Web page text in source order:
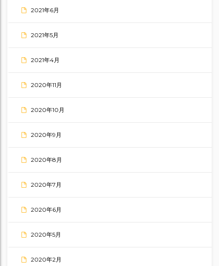
2021年6月
2021年5月
2021年4月
2020年11月
2020年10月
2020年9月
2020年8月
2020年7月
2020年6月
2020年5月
2020年2月